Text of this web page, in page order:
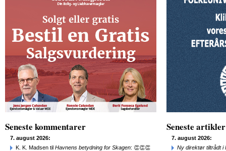
Seneste kommentarer
7. august 2026:
K. K. Madsen til Havnens betydning for Skagen: 👏👏👏
Seneste artikler
7. august 2026:
Ny direktør tiltrådt i